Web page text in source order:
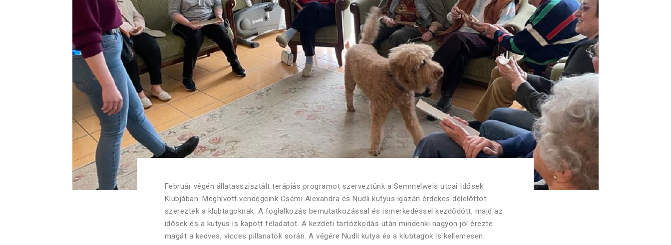
Február végén állatasszisztált terápiás programot szerveztünk a Semmelweis utcai Idősek
Klubjában. Meghívott vendégeink Csémi Alexandra és Nudli kutyus igazán érdekes délelőttöt
szereztek a klubtagoknak. A foglalkozás bemutatkozással és ismerkedéssel kezdődött, majd az
idősek és a kutyus is kapott feladatot. A kezdeti tartózkodás után mindenki nagyon jól érezte
magát a kedves, vicces pillanatok során. A végére Nudli kutya és a klubtagok is kellemesen